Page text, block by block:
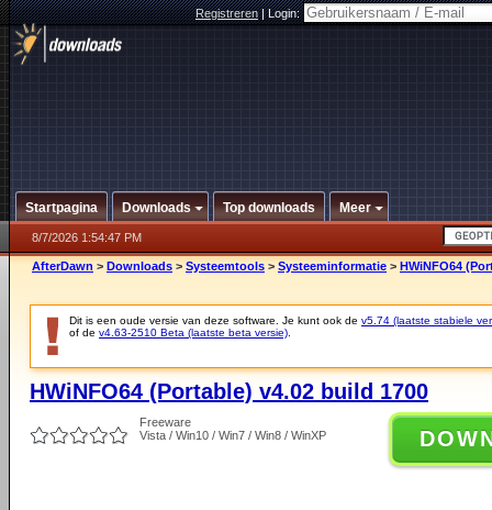
Registreren|Login:
Startpagina Downloads Top downloads Meer
8/7/2026 1:54:47 PM
AfterDawn > Downloads > Systeemtools > Systeeminformatie > HWiNFO64
Dit is een oude versie van deze software. Je kunt ook de v5.74 (laatste stabiele
of de v4.63-2510 Beta (laatste beta versie)
HWiNFO64 (Portable) v4.02 build 1700
Freeware
Vista / Win10 / Win7 / Win8 / WinXP